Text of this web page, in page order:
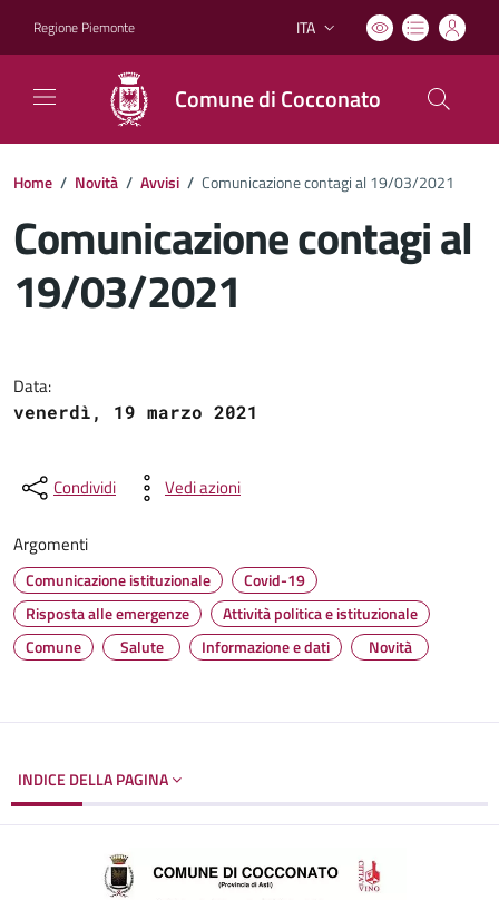
Regione Piemonte Lingua attiva:
ITA
Comune di Cocconato
Home / Novità / Avvisi / Comunicazione contagi al 19/03/2021
Comunicazione contagi al
19/03/2021
Data:
venerdì, 19 marzo 2021
Condividi Vedi azioni
Argomenti
Comunicazione istituzionale
Covid-19
Risposta alle emergenze
Attività politica e istituzionale
Comune
Salute Informazione e dati Novità
INDICE DELLA PAGINA